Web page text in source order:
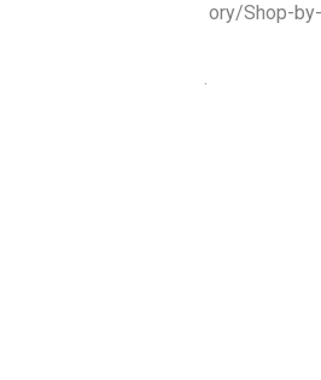
ory/Shop-
.